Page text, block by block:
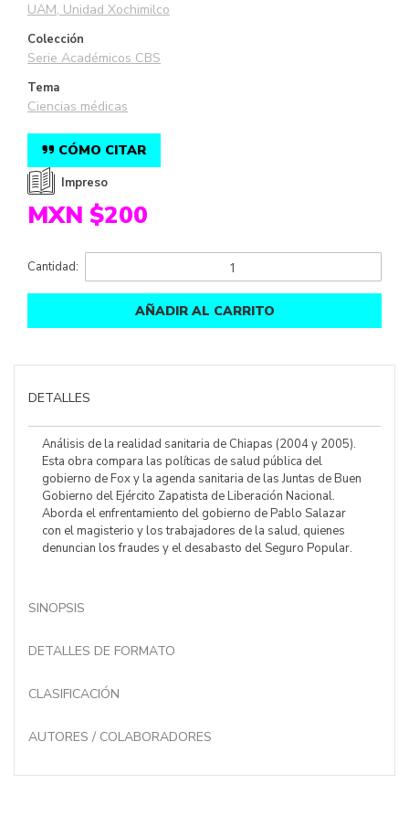
UAM, Unidad Xochimilco
Colección
Serie Académicos CBS
Tema
Ciencias médicas
CÓMO CITAR
Impreso
MXN $200
Cantidad:
AÑADIR AL CARRITO
DETALLES
Análisis de la realidad sanitaria de Chiapas (2004 y 2005).
Esta obra compara las políticas de salud pública del
gobierno de Fox y la agenda sanitaria de las Juntas de Buen
Gobierno del Ejército Zapatista de Liberación Nacional.
Aborda el enfrentamiento del gobierno de Pablo Salazar
con el magisterio y los trabajadores de la salud, quienes
denuncian los fraudes y el desabasto del Seguro Popular.
SINOPSIS
DETALLES DE FORMATO
CLASIFICACIÓN
AUTORES / COLABORADORES